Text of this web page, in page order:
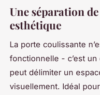
Une séparation
esthétique
La porte coulissante
fonctionnelle - c’est
peut délimiter un
visuellement. Idéal